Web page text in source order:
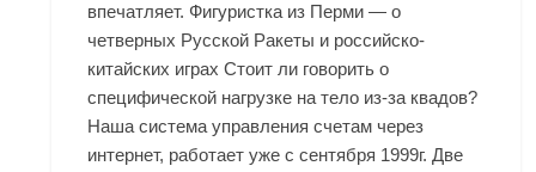
впечатляет. Фигуристка из Перми — о
четверных Русской Ракеты и российско-
китайских играх Стоит ли говорить о
специфической нагрузке на тело из-за квадов?
Наша система управления счетам через
интернет, работает уже с сентября 1999г. Две